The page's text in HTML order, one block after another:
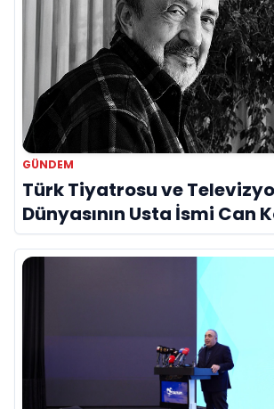
GÜNDEM
Türk Tiyatrosu ve
Dünyasının Usta İsmi Can
Hayatını Kaybetti